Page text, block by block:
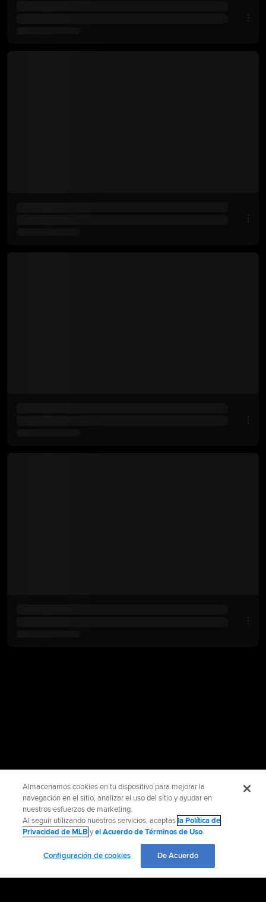
Almacenamos cookies en tu dispositivo para mejorar la
navegación en el sitio, analizar el uso del sitio y ayudar en
nuestros esfuerzos de marketing.
Al seguir utilizando nuestros servicios, aceptasla Política de
Privacidad de MLB yel Acuerdo de Términos de Uso.
Configuración de cookies De Acuerdo